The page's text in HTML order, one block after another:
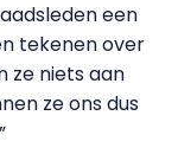
een
tekenen over
ze niets aan
ze ons dus